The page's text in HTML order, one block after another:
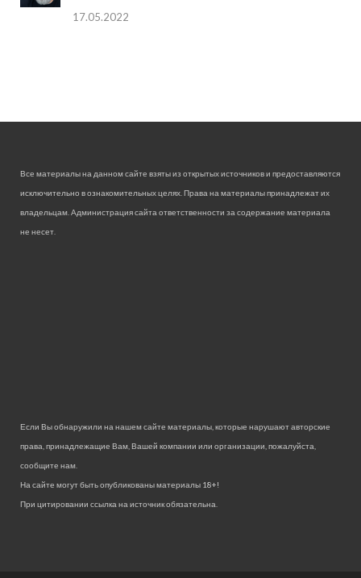
17.05.2022
Все материалы на данном сайте взяты из открытых источников и предоставляются
исключительно в ознакомительных целях. Права на материалы принадлежат их
владельцам. Администрация сайта ответственности за содержание материала
не несет.
Если Вы обнаружили на нашем сайте материалы, которые нарушают авторские
права, принадлежащие Вам, Вашей компании или организации, пожалуйста,
сообщите нам.
На сайте могут быть опубликованы материалы 18+!
При цитировании ссылка на источник обязательна.